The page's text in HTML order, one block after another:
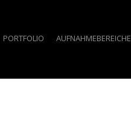
PORTFOLIO AUFNAHMEBEREICHE